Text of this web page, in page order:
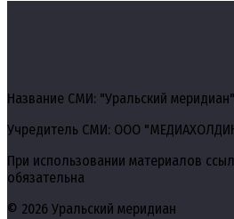
Название СМИ: "Уральский меридиан"
Учредитель СМИ: ООО
При использовании материалов
обязательна
© 2026 Уральский меридиан